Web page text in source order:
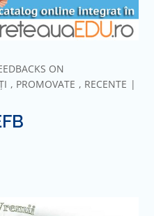
ON
, PROMOVATE , RECENTE